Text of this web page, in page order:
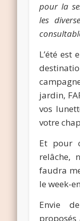
pour la
les
L’été est
jardin,
vos
votre
Et pour
relâche,
faudra
le week-
Envie